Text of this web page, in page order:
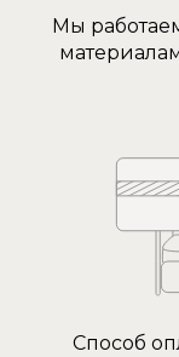
Мы
Способ